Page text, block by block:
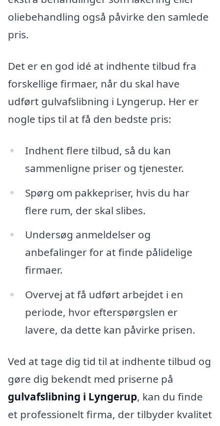
oliebehandling også påvirke den samlede
pris.
Det er en god idé at indhente tilbud fra
forskellige firmaer, når du skal have
udført gulvafslibning i Lyngerup. Her er
nogle tips til at få den bedste pris:
Indhent flere tilbud, så du kan
sammenligne priser og tjenester.
Spørg om pakkepriser, hvis du har
flere rum, der skal slibes.
Undersøg anmeldelser og
anbefalinger for at finde pålidelige
firmaer.
Overvej at få udført arbejdet i en
periode, hvor efterspørgslen er
lavere, da dette kan påvirke prisen.
Ved at tage dig tid til at indhente tilbud og
gøre dig bekendt med priserne på
gulvafslibning i Lyngerup, kan du finde
et professionelt firma, der tilbyder kvalitet